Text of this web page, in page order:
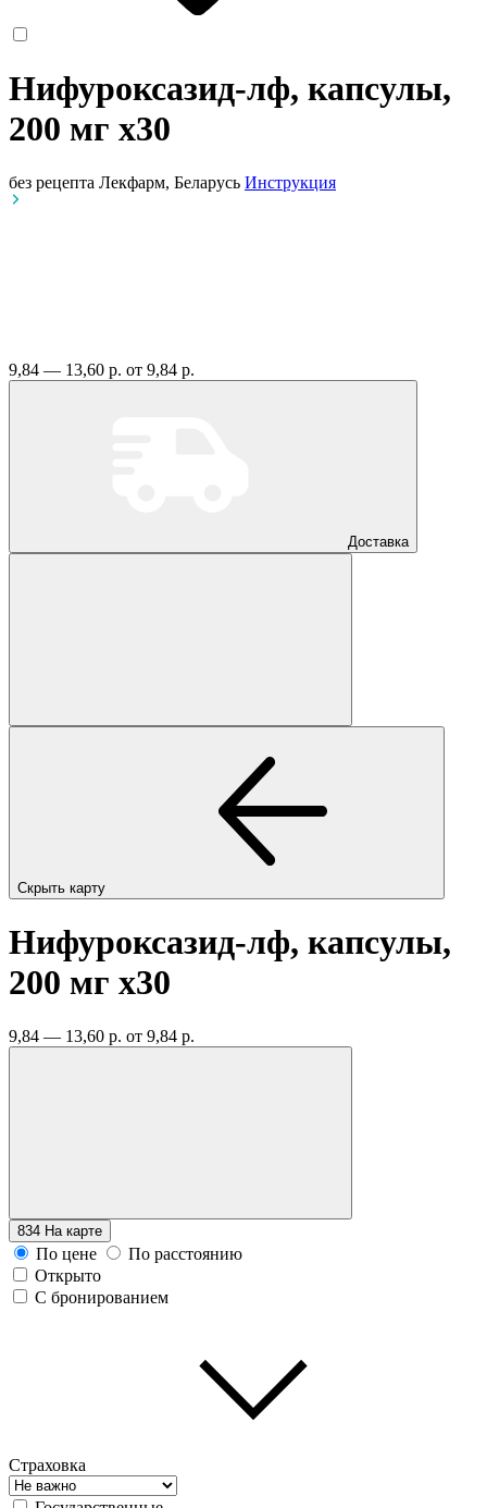
Нифуроксазид-лф, капсулы,
200 мг x30
без рецепта Лекфарм, Беларусь Инструкция
9,84 — 13,60 р. от 9,84 р.
Доставка
Скрыть карту
Нифуроксазид-лф, капсулы,
200 мг x30
9,84 — 13,60 р. от 9,84 р.
834 На карте
По цене
По расстоянию
Открыто
С бронированием
Страховка